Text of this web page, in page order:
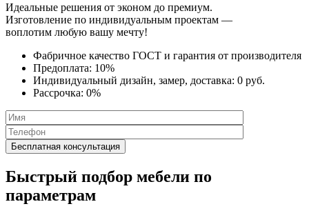
Идеальные решения от эконом до премиум.
Изготовление по индивидуальным проектам —
воплотим любую вашу мечту!
Фабричное качество ГОСТ и гарантия от производителя
Предоплата: 10%
Индивидуальный дизайн, замер, доставка: 0 руб.
Рассрочка: 0%
Быстрый подбор мебели по
параметрам